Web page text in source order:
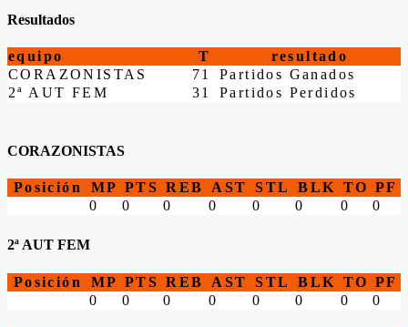
Resultados
equipo T
resultado
CORAZONISTAS
71
Partidos Ganados
2ª AUT FEM
31 Partidos Perdidos
CORAZONISTAS
Posición MP PTS REB AST STL BLK TO PF
0
0 0 0 0 0 0 0
2ª AUT FEM
Posición MP PTS REB AST STL BLK TO PF
0
0 0 0 0 0 0 0